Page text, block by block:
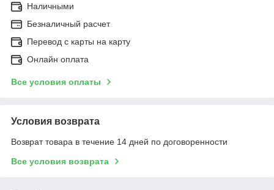
Наличными
Безналичный расчет
Перевод с карты на карту
Онлайн оплата
Все условия оплаты
Условия возврата
Возврат товара в течение 14 дней по договоренности
Все условия возврата